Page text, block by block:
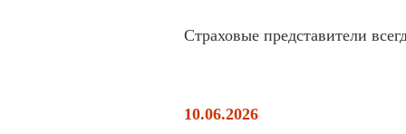
Страховые представители
10.06.2026